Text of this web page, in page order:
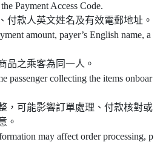
Payment Access Code.
付款人英文姓名及有效電郵地址。
amount, payer’s English name, a
品之乘客為同一人。
passenger collecting the items onboar
，可能影響訂單處理、付款核對或
。
may affect order processing, p